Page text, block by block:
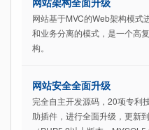
网站基于MVC的Web架构模式
和业务分离的模式，是一个高
构。
网站安全全面升级
完全自主开发源码，20项专利
助插件，进行全面升级，更新